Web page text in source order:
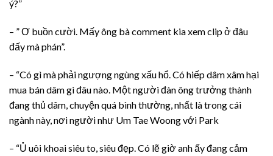
ý?”
– ” Ơ buồn cười. Mấy ông bà comment kia xem clip ở đâu
đấy mà phán”.
– “Có gì mà phải ngượng ngùng xấu hổ. Có hiếp dâm xâm hại
mua bán dâm gì đâu nào. Một người đàn ông trưởng thành
đang thủ dâm, chuyện quá bình thường, nhất là trong cái
ngành này, nơi người như Um Tae Woong với Park
– “Ủ uôi khoai siêu to, siêu đẹp. Có lẽ giờ anh ấy đang cảm